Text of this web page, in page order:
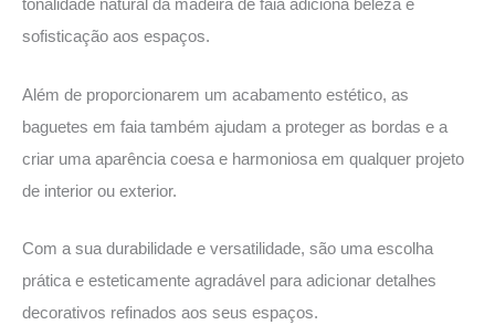
tonalidade natural da madeira de faia adiciona beleza e
sofisticação aos espaços.
Além de proporcionarem um acabamento estético, as
baguetes em faia também ajudam a proteger as bordas e a
criar uma aparência coesa e harmoniosa em qualquer projeto
de interior ou exterior.
Com a sua durabilidade e versatilidade, são uma escolha
prática e esteticamente agradável para adicionar detalhes
decorativos refinados aos seus espaços.